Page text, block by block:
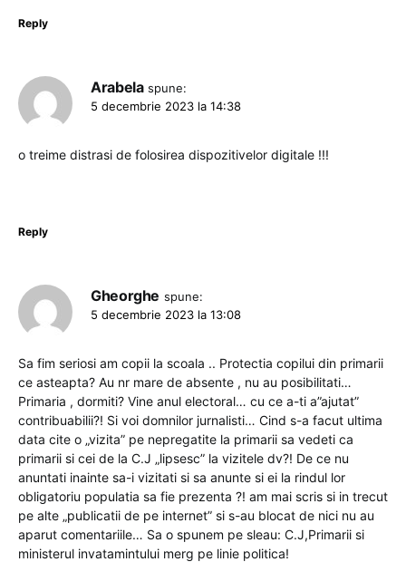
Reply
Arabela spune:
5 decembrie 2023 la 14:38
o treime distrasi de folosirea dispozitivelor digitale !!!
Reply
Gheorghe spune:
5 decembrie 2023 la 13:08
Sa fim seriosi am copii la scoala .. Protectia copilui din primarii
ce asteapta? Au nr mare de absente , nu au posibilitati…
Primaria , dormiti? Vine anul electoral… cu ce a-ti a”ajutat”
contribuabilii?! Si voi domnilor jurnalisti… Cind s-a facut ultima
data cite o „vizita” pe nepregatite la primarii sa vedeti ca
primarii si cei de la C.J „lipsesc” la vizitele dv?! De ce nu
anuntati inainte sa-i vizitati si sa anunte si ei la rindul lor
obligatoriu populatia sa fie prezenta ?! am mai scris si in trecut
pe alte „publicatii de pe internet” si s-au blocat de nici nu au
aparut comentariile… Sa o spunem pe sleau: C.J,Primarii si
ministerul invatamintului merg pe linie politica!